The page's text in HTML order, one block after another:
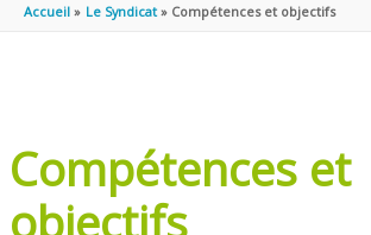
Accueil Le Syndicat Compétences et objectifs
Compétences et
objectifs